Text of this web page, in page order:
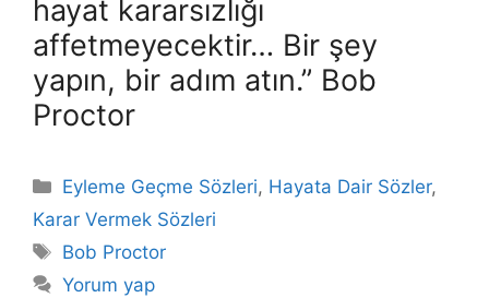
hayat kararsızlığı
affetmeyecektir… Bir şey
yapın, bir adım atın.” Bob
Proctor
Kategoriler
Eyleme Geçme Sözleri, Hayata Dair Sözler,
Karar Vermek Sözleri
Etiketler
Bob Proctor
Yorum yap